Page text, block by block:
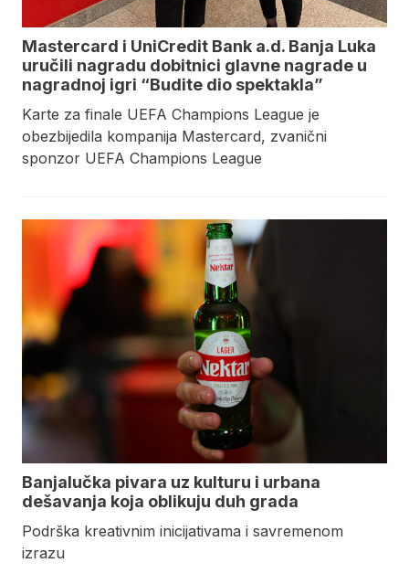
Mastercard i UniCredit Bank a.d. Banja Luka
uručili nagradu dobitnici glavne nagrade u
nagradnoj igri “Budite dio spektakla”
Karte za finale UEFA Champions League je
obezbijedila kompanija Mastercard, zvanični
sponzor UEFA Champions League
Banjalučka pivara uz kulturu i urbana
dešavanja koja oblikuju duh grada
Podrška kreativnim inicijativama i savremenom
izrazu